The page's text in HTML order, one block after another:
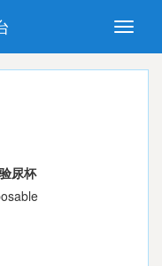
Toggle
推荐性国家标准
standards in foreign
尿杯